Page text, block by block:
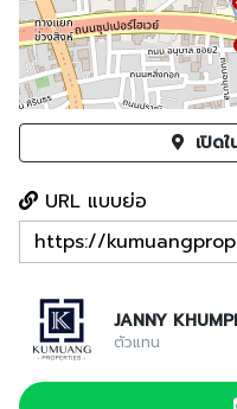
เปิด
URL แบบย่อ
JANNY
ตัวแทน